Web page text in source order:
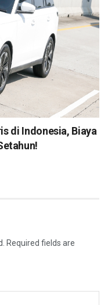
di Indonesia, Biaya
Required fields are